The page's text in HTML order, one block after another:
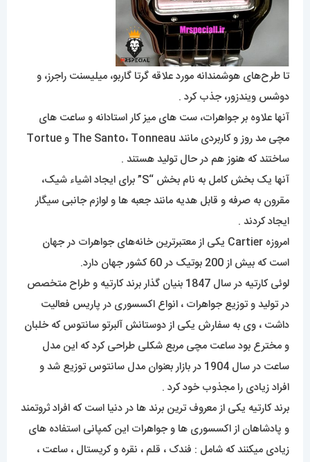
تا طرح‌های هوشمندانه مورد علاقه گرتا گاربو، میلیسنت راجرز، و
دوشس ویندزور، جذب کرد .
آنها علاوه بر جواهرات، ست های میز کار استادانه و ساعت های
مچی مد روز و کاربردی مانند The Santo، Tonneau و Tortue
ساختند که هنوز هم در حال تولید هستند .
آنها یک بخش کامل به نام بخش “S” برای ایجاد اشیاء شیک،
مقرون به صرفه و قابل هدیه مانند جعبه ها و لوازم جانبی سیگار
ایجاد کردند .
امروزه Cartier یکی از معتبرترین خانه‌های جواهرات در جهان
است که بیش از 200 بوتیک در 60 کشور جهان دارد.
لوئی کارتیه در سال 1847 بنیان گذار برند کارتیه و طراح متخصص
در تولید و توزیع جواهرات ، انواع اکسسوری در پاریس فعالیت
داشت ، وی به سفارش یکی از دوستانش آلبرتو سانتوس که خلبان
و مخترع بود ساعت مچی مربع شکلی طراحی کرد که این مدل
ساعت در سال 1904 در بازار بعنوان مدل سانتوس توزیع شد و
افراد زیادی را مجذوب خود کرد .
برند کارتیه یکی از معروف ترین برند ها در دنیا است که افراد ثروتمند
و پادشاهان از اکسسوری ها و جواهرات این کمپانی استفاده های
زیادی میکنند که شامل : فندک ، قلم ، نقره و کریستال ، ساعت ،